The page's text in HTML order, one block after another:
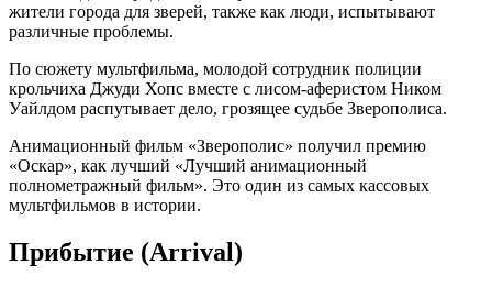
жители города для зверей, также как люди, испытывают
различные проблемы.
По сюжету мультфильма, молодой сотрудник полиции
крольчиха Джуди Хопс вместе с лисом-аферистом Ником
Уайлдом распутывает дело, грозящее судьбе Зверополиса.
Анимационный фильм «Зверополис» получил премию
«Оскар», как лучший «Лучший анимационный
полнометражный фильм». Это один из самых кассовых
мультфильмов в истории.
Прибытие (Arrival)